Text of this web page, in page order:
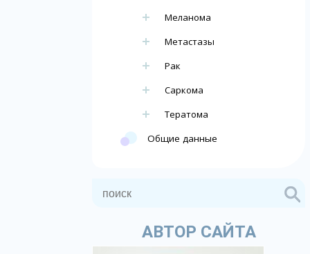
Меланома
Метастазы
Рак
Саркома
Тератома
Общие данные
АВТОР САЙТА